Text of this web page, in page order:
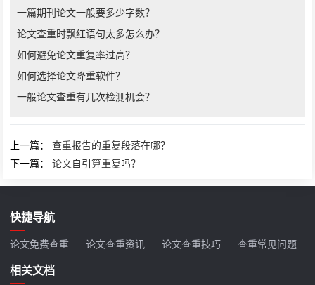
一篇期刊论文一般要多少字数？
论文查重时飘红语句太多怎么办？
如何避免论文重复率过高？
如何选择论文降重软件？
一般论文查重有几次检测机会？
上一篇：查重报告的重复段落在哪？
下一篇：论文自引算重复吗？
快捷导航
论文免费查重 论文查重资讯 论文查重技巧 查重常见问题
相关文档